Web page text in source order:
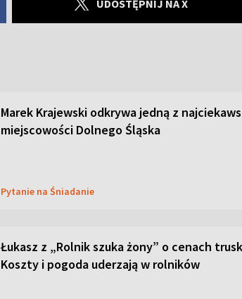
UDOSTĘPNIJ NA X
Marek Krajewski odkrywa jedną z
miejscowości Dolnego Śląska
Pytanie na Śniadanie
Łukasz z „Rolnik szuka żony” o cenach
Koszty i pogoda uderzają w rolników